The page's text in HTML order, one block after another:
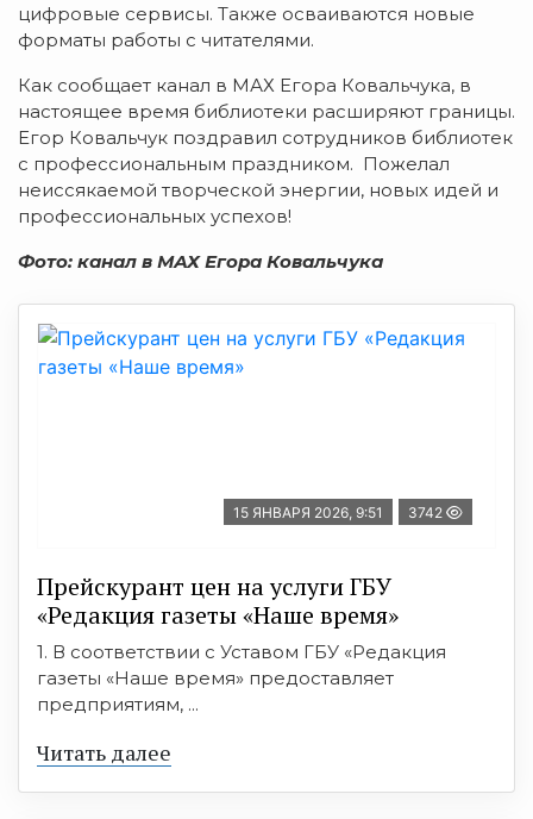
цифровые сервисы. Также осваиваются новые
форматы работы с читателями.
Как сообщает канал в МАХ Егора Ковальчука, в
настоящее время библиотеки расширяют границы.
Егор Ковальчук поздравил сотрудников библиотек
с профессиональным праздником. Пожелал
неиссякаемой творческой энергии, новых идей и
профессиональных успехов!
Фото: канал в МАХ Егора Ковальчука
15 ЯНВАРЯ 2026, 9:51 3742
Прейскурант цен на услуги ГБУ
«Редакция газеты «Наше время»
1. В соответствии с Уставом ГБУ «Редакция
газеты «Наше время» предоставляет
предприятиям, ...
Читать далее